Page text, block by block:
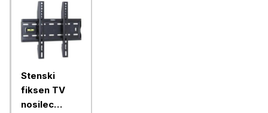
Stenski
fiksen TV
nosilec